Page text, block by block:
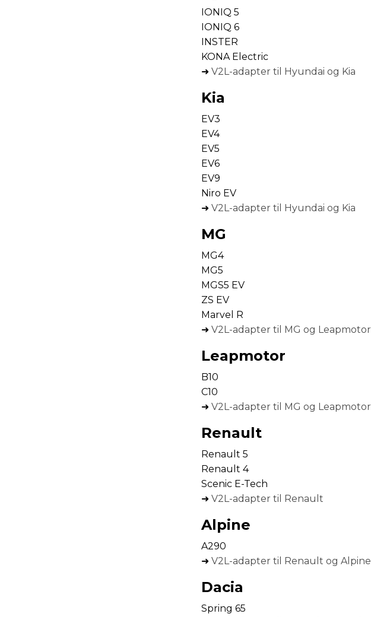
IONIQ 5
IONIQ 6
INSTER
KONA Electric
➜ V2L-adapter til Hyundai og Kia
Kia
EV3
EV4
EV5
EV6
EV9
Niro EV
➜ V2L-adapter til Hyundai og Kia
MG
MG4
MG5
MGS5 EV
ZS EV
Marvel R
➜ V2L-adapter til MG og Leapmotor
Leapmotor
B10
C10
➜ V2L-adapter til MG og Leapmotor
Renault
Renault 5
Renault 4
Scenic E-Tech
➜ V2L-adapter til Renault
Alpine
A290
➜ V2L-adapter til Renault og Alpine
Dacia
Spring 65